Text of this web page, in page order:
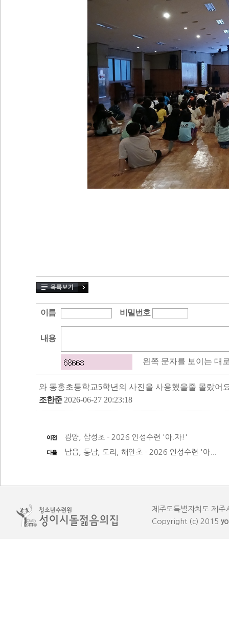
이전 광양, 삼성초 - 2026 인성수련 '아.자!'
다음 납읍, 동남, 도리, 해안초 - 2026 인성수련 '아...
제주도특별자치도 제
Copyright (c) 2015